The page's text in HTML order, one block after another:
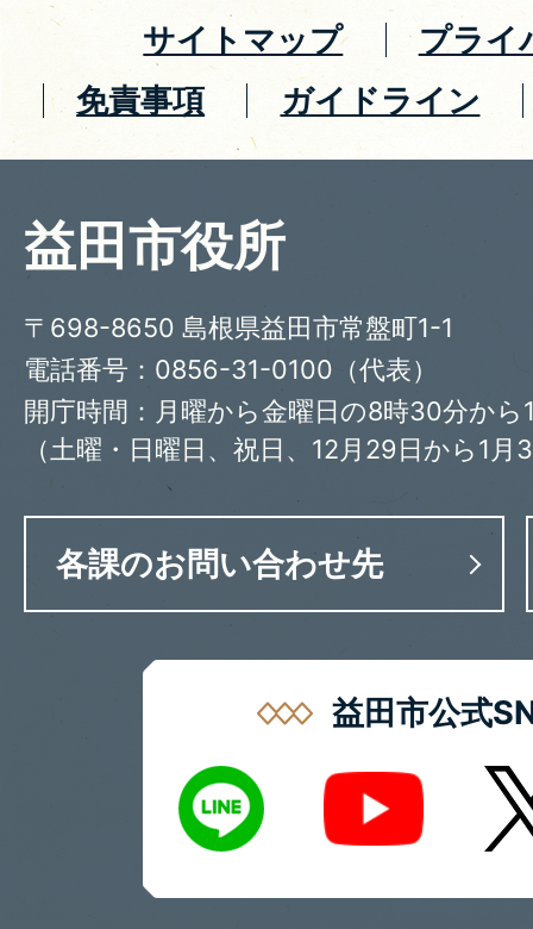
サイトマップ
プライ
免責事項
ガイドライン
益田市役所
〒698-8650 島根県益田市常盤町1-1
電話番号：0856-31-0100（代表）
開庁時間：月曜から金曜日の8時30分から
（土曜・日曜日、祝日、12月29日から1月
各課のお問い合わせ先
益田市公式
LINE
Youtube X